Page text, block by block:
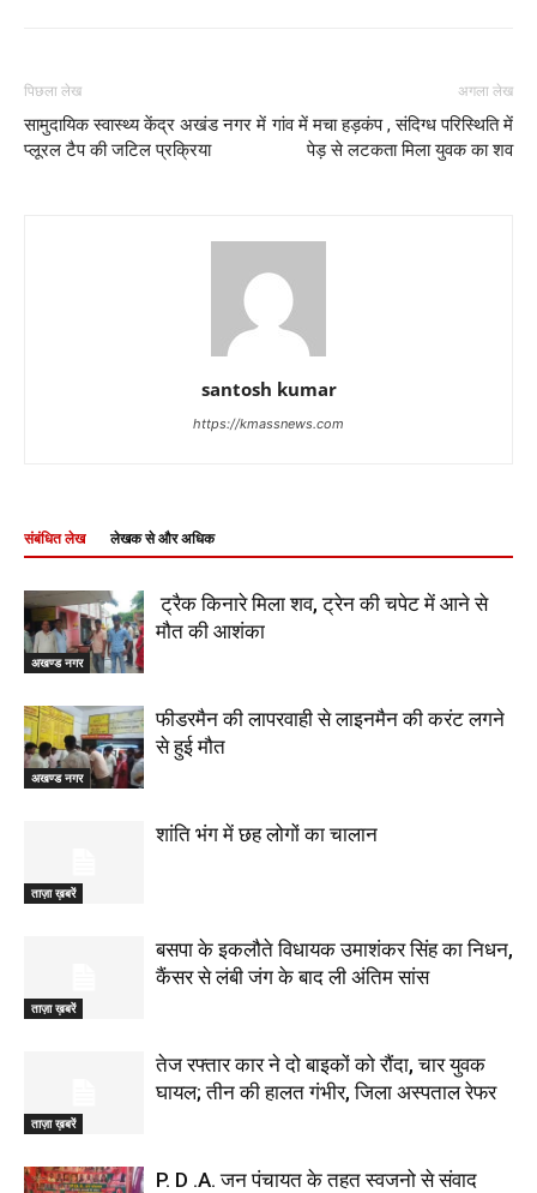
पिछला लेख
सामुदायिक स्वास्थ्य केंद्र अखंड नगर में
प्लूरल टैप की जटिल प्रक्रिया
अगला लेख
गांव में मचा हड़कंप , संदिग्ध परिस्थिति में
पेड़ से लटकता मिला युवक का शव
santosh kumar
https://kmassnews.com
संबंधित लेख लेखक से और अधिक
अखण्ड नगर
ट्रैक किनारे मिला शव, ट्रेन की चपेट में आने से
मौत की आशंका
अखण्ड नगर
फीडरमैन की लापरवाही से लाइनमैन की करंट लगने
से हुई मौत
ताज़ा ख़बरें
शांति भंग में छह लोगों का चालान
ताज़ा ख़बरें
बसपा के इकलौते विधायक उमाशंकर सिंह का निधन,
कैंसर से लंबी जंग के बाद ली अंतिम सांस
ताज़ा ख़बरें
तेज रफ्तार कार ने दो बाइकों को रौंदा, चार युवक
घायल; तीन की हालत गंभीर, जिला अस्पताल रेफर
P. D .A. जन पंचायत के तहत स्वजनो से संवाद